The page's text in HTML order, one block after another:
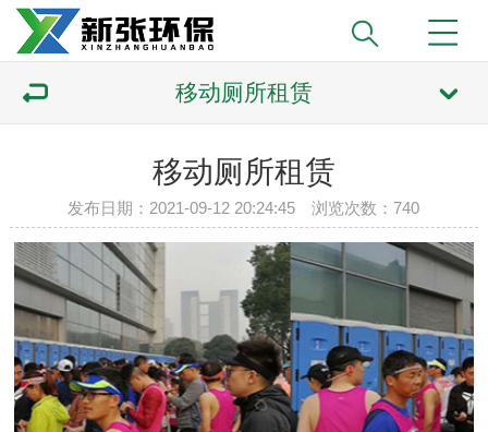
移动厕所租赁
移动厕所租赁
发布日期：2021-09-12 20:24:45 浏览次数：740